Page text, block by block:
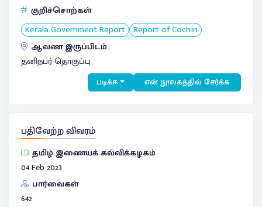
குறிச்சொற்கள்
Kerala Government Report Report of Cochin
ஆவண இருப்பிடம்
தனிநபர் தொகுப்பு
படிக்க என் நூலகத்தில் சேர்க்க
பதிவேற்ற விவரம்
தமிழ் இணையக் கல்விக்கழகம்
04 Feb 2023
பார்வைகள்
642